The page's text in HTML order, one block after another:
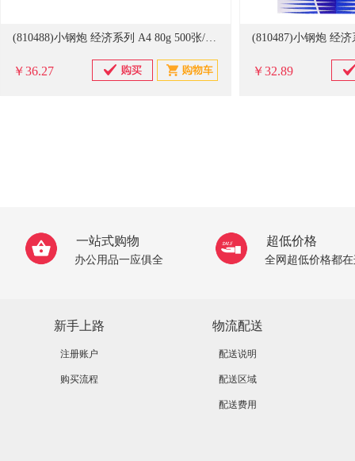
(810488)小钢炮 经济系列 A4 80g 500张/包 8包/箱 复印纸 白色(单位：包)
￥36.27 ￥32.89
一站式购物
办公用品一应俱全
超低价格
全网超低价格都
新手上路
注册账户
购买流程
物流配送
配送说明
配送区域
配送费用